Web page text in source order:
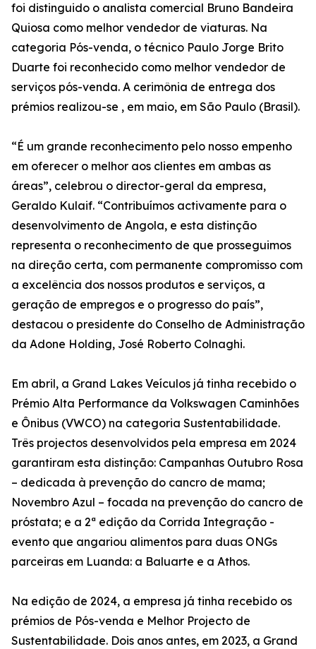
foi distinguido o analista comercial Bruno Bandeira
Quiosa como melhor vendedor de viaturas. Na
categoria Pós-venda, o técnico Paulo Jorge Brito
Duarte foi reconhecido como melhor vendedor de
serviços pós-venda. A cerimônia de entrega dos
prémios realizou-se , em maio, em São Paulo (Brasil).
“É um grande reconhecimento pelo nosso empenho
em oferecer o melhor aos clientes em ambas as
áreas”, celebrou o director-geral da empresa,
Geraldo Kulaif. “Contribuímos activamente para o
desenvolvimento de Angola, e esta distinção
representa o reconhecimento de que prosseguimos
na direção certa, com permanente compromisso com
a excelência dos nossos produtos e serviços, a
geração de empregos e o progresso do país”,
destacou o presidente do Conselho de Administração
da Adone Holding, José Roberto Colnaghi.
Em abril, a Grand Lakes Veículos já tinha recebido o
Prémio Alta Performance da Volkswagen Caminhões
e Ônibus (VWCO) na categoria Sustentabilidade.
Três projectos desenvolvidos pela empresa em 2024
garantiram esta distinção: Campanhas Outubro Rosa
– dedicada à prevenção do cancro de mama;
Novembro Azul – focada na prevenção do cancro de
próstata; e a 2ª edição da Corrida Integração -
evento que angariou alimentos para duas ONGs
parceiras em Luanda: a Baluarte e a Athos.
Na edição de 2024, a empresa já tinha recebido os
prémios de Pós-venda e Melhor Projecto de
Sustentabilidade. Dois anos antes, em 2023, a Grand